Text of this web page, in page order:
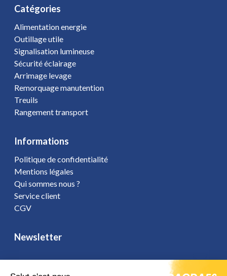
Catégories
Alimentation energie
Outillage utile
Signalisation lumineuse
Sécurité éclairage
Arrimage levage
Remorquage manutention
Treuils
Rangement transport
Informations
Politique de confidentialité
Mentions légales
Qui sommes nous ?
Service client
CGV
Newsletter